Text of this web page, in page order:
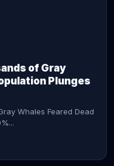
of Gray
Plunges
Whales Feared Dead